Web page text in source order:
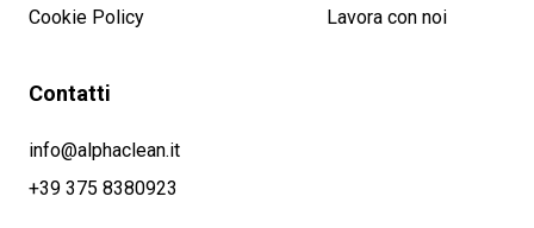
Cookie Policy
Lavora con noi
Contatti
info@alphaclean.it
+39 375 8380923